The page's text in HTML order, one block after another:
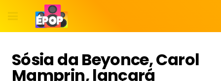
Sósia da Beyonce, Carol
Mamprin, lançará